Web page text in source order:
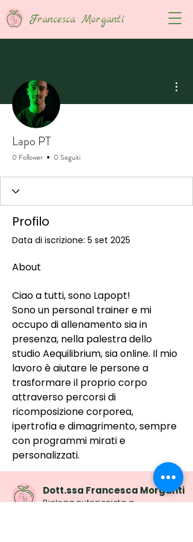
Francesca Morganti
Lapo PT
0 Follower 0 Seguiti
Profilo
Data di iscrizione: 5 set 2025
About
Ciao a tutti, sono Lapopt!
Sono un personal trainer e mi
occupo di allenamento sia in
presenza, nella palestra dello
studio Aequilibrium, sia online. Il mio
lavoro è aiutare le persone a
trasformare il proprio corpo
attraverso percorsi di
ricomposizione corporea,
ipertrofia e dimagrimento, sempre
con programmi mirati e
personalizzati.
Dott.ssa Francesca Morganti
Biologa nutrizionista a